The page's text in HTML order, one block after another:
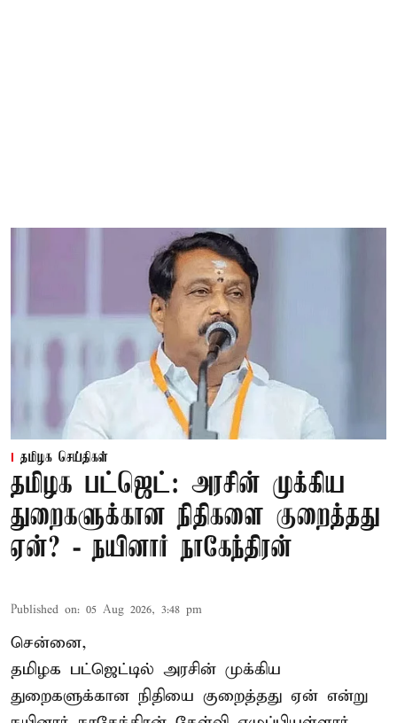
தமிழக செய்திகள்
தமிழக பட்ஜெட்: அரசின் முக்கிய
துறைகளுக்கான நிதிகளை குறைத்தது
ஏன்? - நயினார் நாகேந்திரன்
Published on: 05 Aug 2026, 3:48 pm
சென்னை,
தமிழக பட்ஜெட்டில் அரசின் முக்கிய
துறைகளுக்கான நிதியை குறைத்தது ஏன் என்று